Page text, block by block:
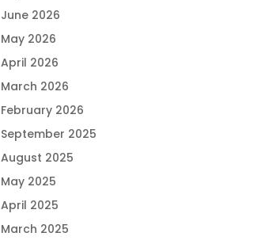
June 2026
May 2026
April 2026
March 2026
February 2026
September 2025
August 2025
May 2025
April 2025
March 2025